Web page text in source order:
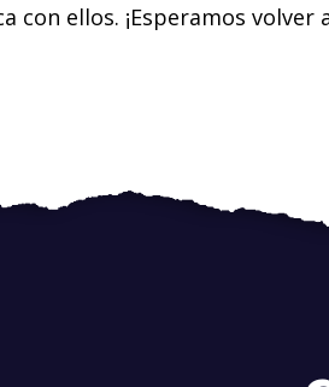
con ellos. ¡Esperamos